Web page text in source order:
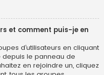
et comment puis-je en
d’utilisateurs en cliquant
depuis le panneau de
en rejoindre un, cliquez